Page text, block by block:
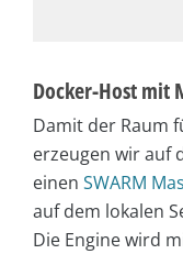
Docker-Host mit
Damit der Raum
erzeugen wir auf
einen SWARM
auf dem lokalen
Die Engine wird